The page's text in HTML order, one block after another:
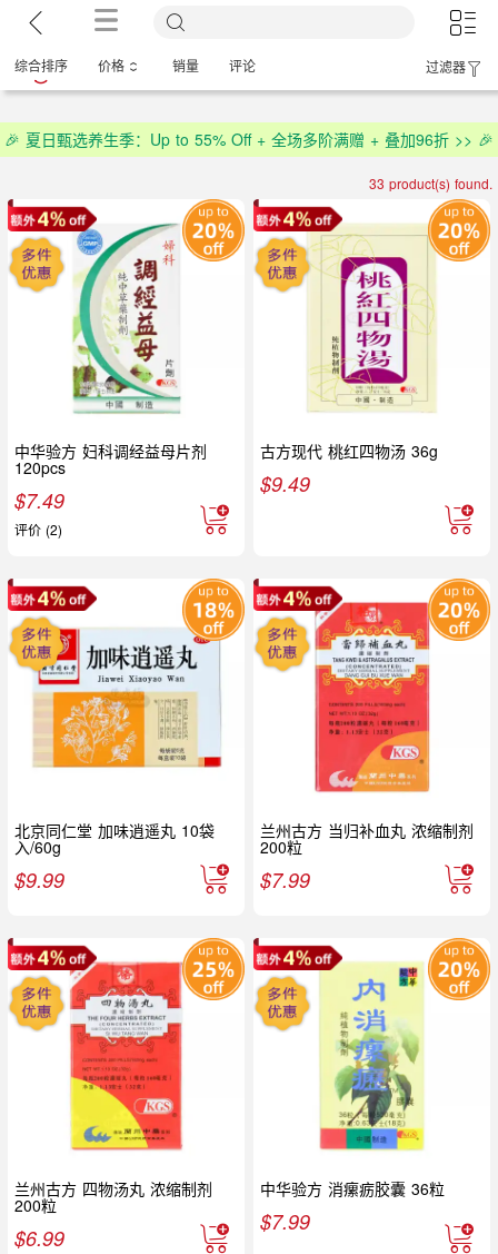
综合排序 价格 销量 评论 过滤器
🎉 夏日甄选养生季：Up to 55% Off + 全场多阶满赠 + 叠加96折 >> 🎉
33 product(s) found.
中华验方 妇科调经益母片剂
120pcs
$7.49
评价 (2)
古方现代 桃红四物汤 36g
$9.49
北京同仁堂 加味逍遥丸 10袋
入/60g
$9.99
兰州古方 当归补血丸 浓缩制剂
200粒
$7.99
兰州古方 四物汤丸 浓缩制剂
200粒
$6.99
中华验方 消瘰疬胶囊 36粒
$7.99